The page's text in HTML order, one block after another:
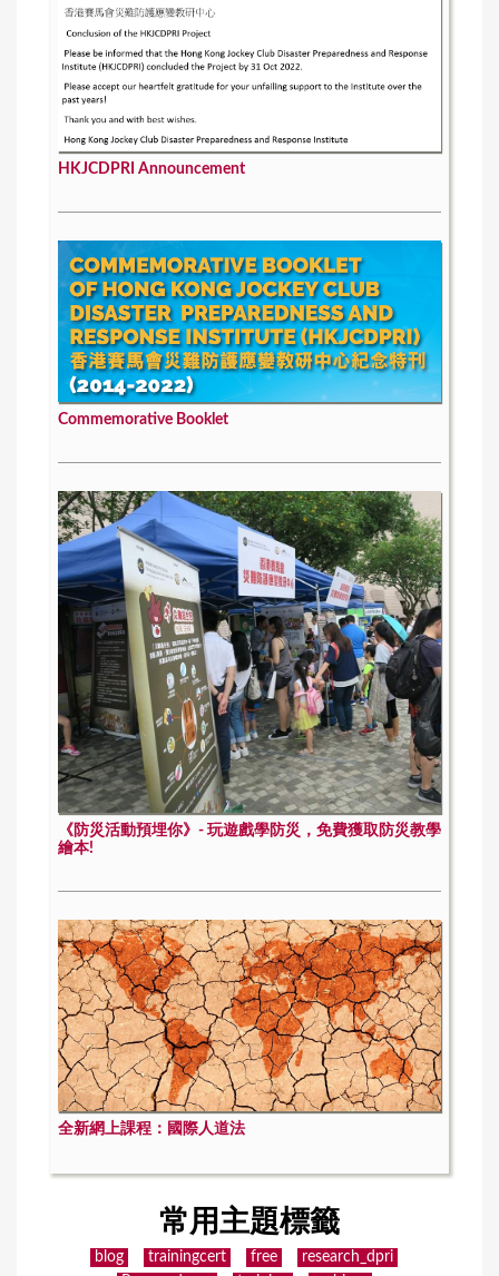
HKJCDPRI Announcement
Commemorative Booklet
《防災活動預埋你》- 玩遊戲學防災，免費獲取防災教學
繪本!
全新網上課程：國際人道法
常用主題標籤
blog trainingcert free
research_dpri